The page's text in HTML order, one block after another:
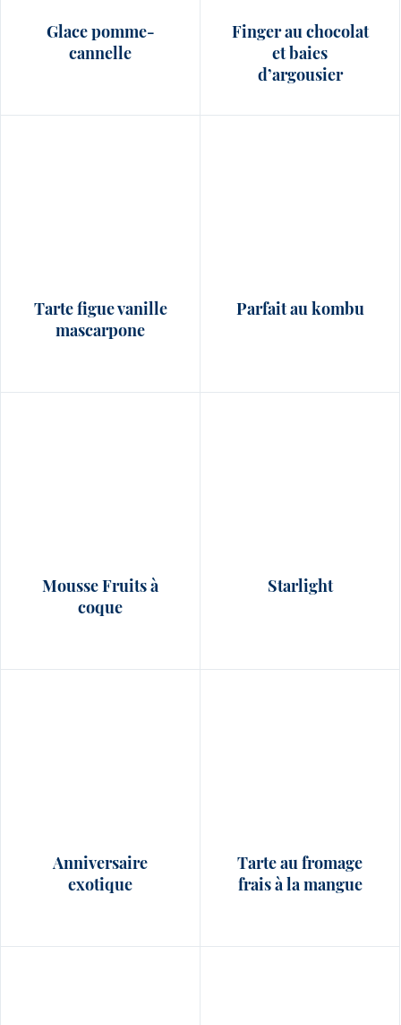
Glace pomme-
cannelle
Finger au chocolat
et baies
d’argousier
Tarte figue vanille
mascarpone
Parfait au kombu
Mousse Fruits à
coque
Starlight
Anniversaire
exotique
Tarte au fromage
frais à la mangue